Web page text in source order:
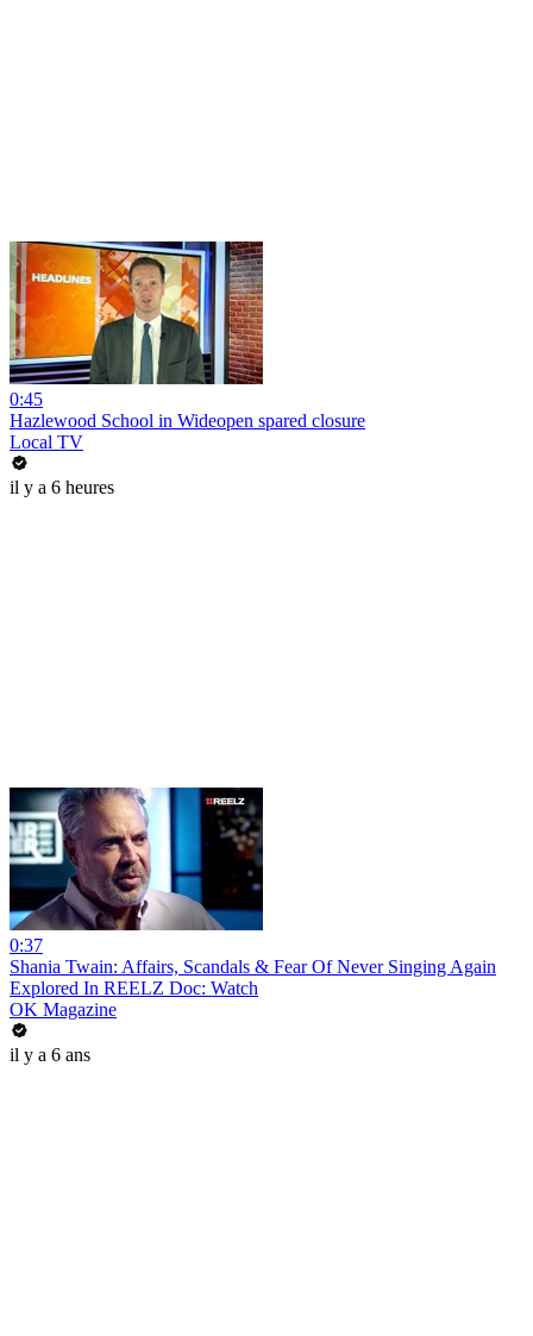
0:45
Hazlewood School in Wideopen spared closure
Local TV
il y a 6 heures
0:37
Shania Twain: Affairs, Scandals & Fear Of Never Singing Again
Explored In REELZ Doc: Watch
OK Magazine
il y a 6 ans